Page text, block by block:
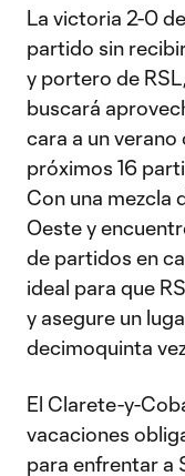
La victoria 2-0
partido sin
y portero de RSL,
buscará
cara a un verano
próximos 16
Con una mezcla
Oeste y
de partidos en
ideal para que
y asegure un
decimoquinta
El Clarete-y-
vacaciones
para enfrentar a